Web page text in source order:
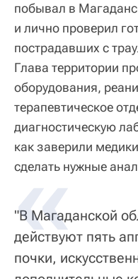
побывал в
и лично проверил
пострадавших с
Глава территории
оборудования,
терапевтическое
диагностическую
как заверили
сделать нужные
"В Магаданской
действуют пять
почки,